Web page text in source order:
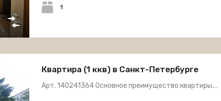
1
Квартира (1 ккв) в Санкт-Петербурге
Арт. 140241364 Основное преимущество квартиры,…